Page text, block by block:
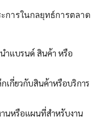
ารในกลยุทธ์การตลาด
ำแบรนด์ สินค้า หรือ
เกี่ยวกับสินค้าหรือบริการ
านหรือแผนที่สำหรับงาน